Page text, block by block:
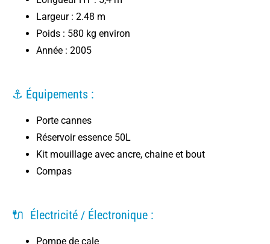
Largeur : 2.48 m
Poids : 580 kg environ
Année : 2005
⚓ Équipements :
Porte cannes
Réservoir essence 50L
Kit mouillage avec ancre, chaine et bout
Compas
🔌 Électricité / Électronique :
Pompe de cale